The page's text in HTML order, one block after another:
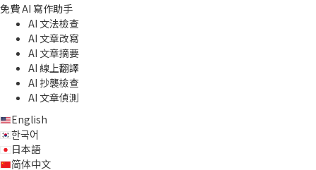
免費 AI 寫作助手
AI 文法檢查
AI 文章改寫
AI 文章摘要
AI 線上翻譯
AI 抄襲檢查
AI 文章偵測
English
한국어
日本語
简体中文